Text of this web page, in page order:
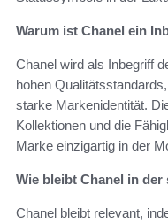
Warum ist Chanel ein
Chanel wird als Inbegriff
hohen
starke Markenidentität.
Kollektionen und die
Marke einzigartig in der
Wie bleibt Chanel in
Chanel bleibt relevant,